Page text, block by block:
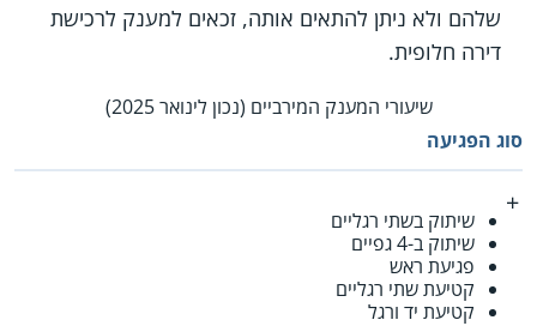
שלהם ולא ניתן להתאים אותה, זכאים למענק לרכישת
דירה חלופית.
שיעורי המענק המירביים (נכון לינואר 2025)
סוג הפגיעה
שיתוק בשתי רגליים
שיתוק ב-4 גפיים
פגיעת ראש
קטיעת שתי רגליים
קטיעת יד ורגל